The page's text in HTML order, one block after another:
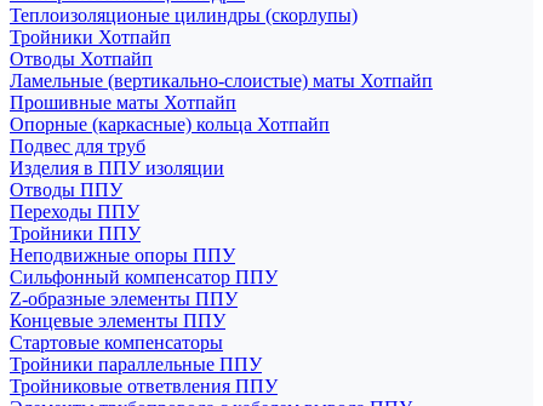
Теплоизоляционые цилиндры (скорлупы)
Тройники Хотпайп
Отводы Хотпайп
Ламельные (вертикально-слоистые) маты Хотпайп
Прошивные маты Хотпайп
Опорные (каркасные) кольца Хотпайп
Подвес для труб
Изделия в ППУ изоляции
Отводы ППУ
Переходы ППУ
Тройники ППУ
Неподвижные опоры ППУ
Cильфонный компенсатор ППУ
Z-образные элементы ППУ
Концевые элементы ППУ
Стартовые компенсаторы
Тройники параллельные ППУ
Тройниковые ответвления ППУ